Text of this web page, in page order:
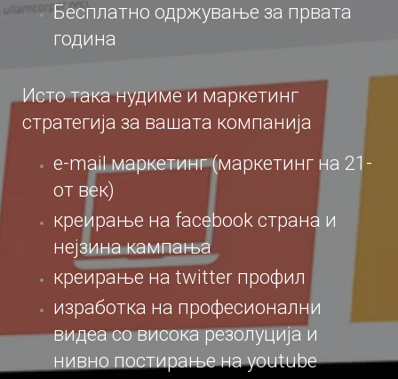
Бесплатно одржување за првата
година
Исто така нудиме и маркетинг
стратегија за вашата компанија
e-mail маркетинг (маркетинг на 21-
от век)
креирање на facebook страна и
нејзина кампања
креирање на twitter профил
изработка на професионални
видеа со висока резолуција и
нивно постирање на youtube